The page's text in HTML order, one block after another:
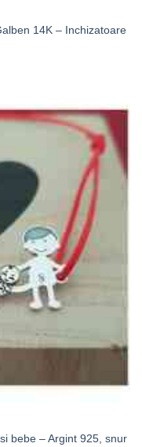
14K – Inchizatoare
bebe – Argint 925, snur